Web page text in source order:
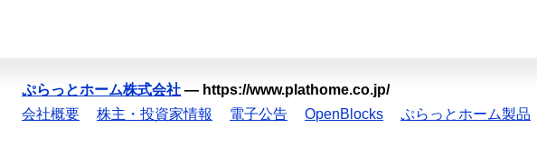
ぷらっとホーム株式会社 — https://www.plathome.co.jp/
会社概要
株主・投資家情報 電子公告 OpenBlocks ぷらっとホーム製品